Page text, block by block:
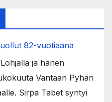
82-vuotiaana
ja hänen
Vantaan Pyhän
Sirpa Tabet syntyi